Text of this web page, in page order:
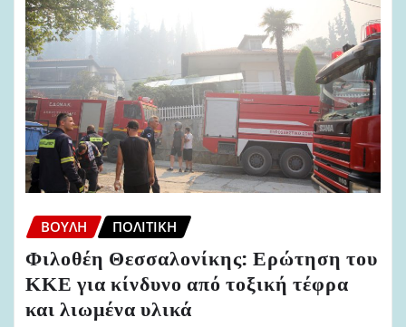
ΒΟΥΛΉ ΠΟΛΙΤΙΚΉ
Φιλοθέη Θεσσαλονίκης: Ερώτηση του
ΚΚΕ για κίνδυνο από τοξική τέφρα
και λιωμένα υλικά